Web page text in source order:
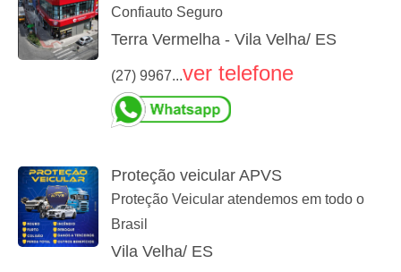
Confiauto Seguro
Terra Vermelha - Vila Velha/ ES
(27) 9967...ver telefone
Proteção veicular APVS
Proteção Veicular atendemos em todo o
Brasil
Vila Velha/ ES